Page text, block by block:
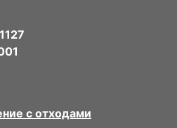
с отходами